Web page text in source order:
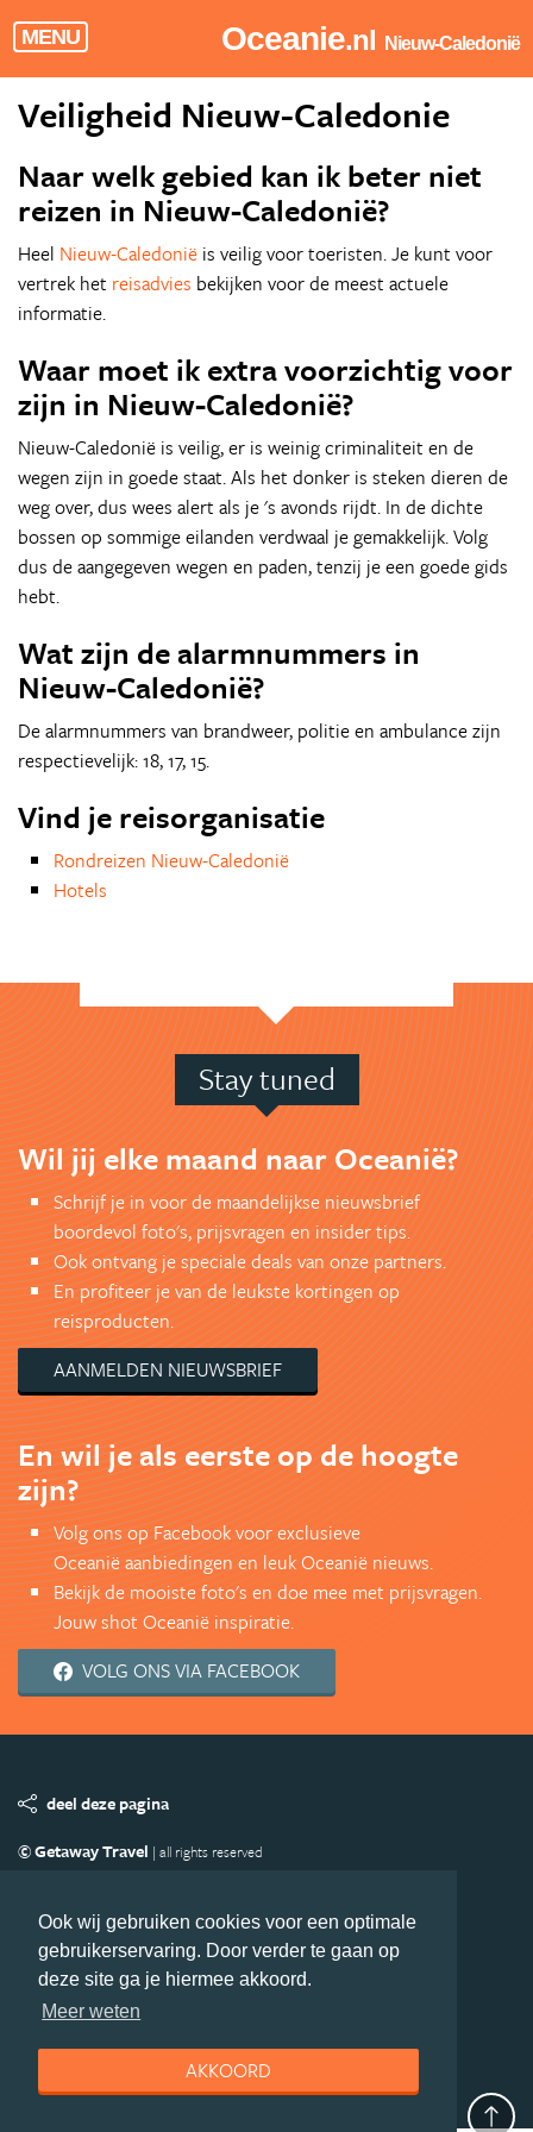
Ook wij gebruiken cookies voor een optimale
gebruikerservaring. Door verder te gaan op
deze site ga je hiermee akkoord.
Meer weten
AKKOORD
MENU Oceanie.nl Nieuw-Caledonië
Veiligheid Nieuw-Caledonie
Naar welk gebied kan ik beter niet
reizen in Nieuw-Caledonië?
Heel Nieuw-Caledonië is veilig voor toeristen. Je kunt voor
vertrek het reisadvies bekijken voor de meest actuele
informatie.
Waar moet ik extra voorzichtig voor
zijn in Nieuw-Caledonië?
Nieuw-Caledonië is veilig, er is weinig criminaliteit en de
wegen zijn in goede staat. Als het donker is steken dieren de
weg over, dus wees alert als je 's avonds rijdt. In de dichte
bossen op sommige eilanden verdwaal je gemakkelijk. Volg
dus de aangegeven wegen en paden, tenzij je een goede gids
hebt.
Wat zijn de alarmnummers in
Nieuw-Caledonië?
De alarmnummers van brandweer, politie en ambulance zijn
respectievelijk: 18, 17, 15.
Vind je reisorganisatie
Rondreizen Nieuw-Caledonië
Hotels
Stay tuned
Wil jij elke maand naar Oceanië?
Schrijf je in voor de maandelijkse nieuwsbrief
boordevol foto's, prijsvragen en insider tips.
Ook ontvang je speciale deals van onze partners.
En profiteer je van de leukste kortingen op
reisproducten.
AANMELDEN NIEUWSBRIEF
En wil je als eerste op de hoogte
zijn?
Volg ons op Facebook voor exclusieve
Oceanië aanbiedingen en leuk Oceanië nieuws.
Bekijk de mooiste foto's en doe mee met prijsvragen.
Jouw shot Oceanië inspiratie.
VOLG ONS VIA FACEBOOK
deel deze pagina
© Getaway Travel | all rights reserved
Copyright
Privacy statement Disclaimer
Cookies
Volg Oceanie.nl
Nieuwsbrief
Facebook